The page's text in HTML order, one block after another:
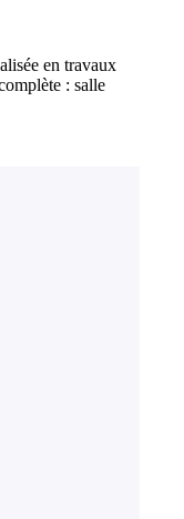
en travaux
: salle